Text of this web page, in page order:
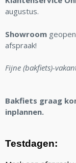
augustus.
Showroom
afspraak!
Fijne (bakfiets)-
Bakfiets graag
inplannen.
Testdagen: